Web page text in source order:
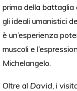
prima della battaglia
gli ideali umanistici
è un’esperienza
muscoli e
Michelangelo.
Oltre al David , i